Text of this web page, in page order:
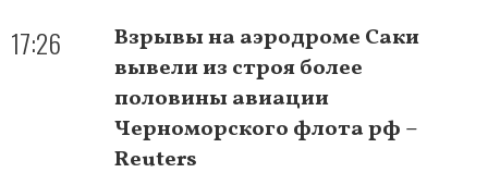
17:26
Взрывы на аэродроме Саки
вывели из строя более
половины авиации
Черноморского флота рф –
Reuters